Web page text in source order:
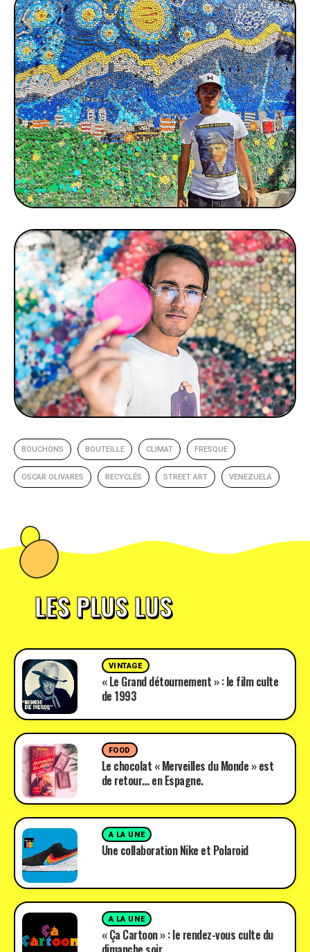
BOUCHONS BOUTEILLE CLIMAT FRESQUE
OSCAR OLIVARES RECYCLÉS STREET ART VENEZUELA
LES PLUS LUS
VINTAGE
« Le Grand détournement » : le film culte
de 1993
FOOD
Le chocolat « Merveilles du Monde » est
de retour… en Espagne.
A LA UNE
Une collaboration Nike et Polaroid
A LA UNE
« Ça Cartoon » : le rendez-vous culte du